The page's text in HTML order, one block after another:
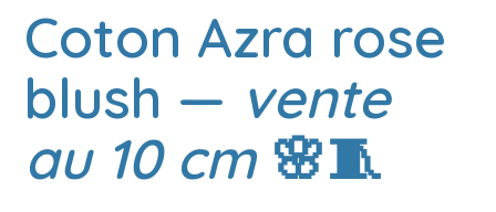
Coton Azra rose
blush — vente
au 10 cm🌸🧵